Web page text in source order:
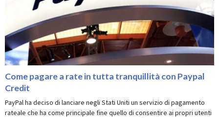
Come pagare a rate in tutta tranquillità con Paypal
Credit
PayPal ha deciso di lanciare negli Stati Uniti un servizio di pagamento
rateale che ha come principale fine quello di consentire ai propri utenti